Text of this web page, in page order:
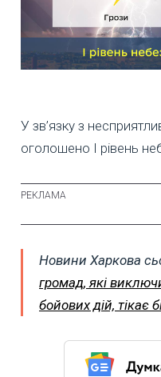
У зв’язку з
оголошено I рівень
Новини Харкова
громад, які
бойових дій, тікає